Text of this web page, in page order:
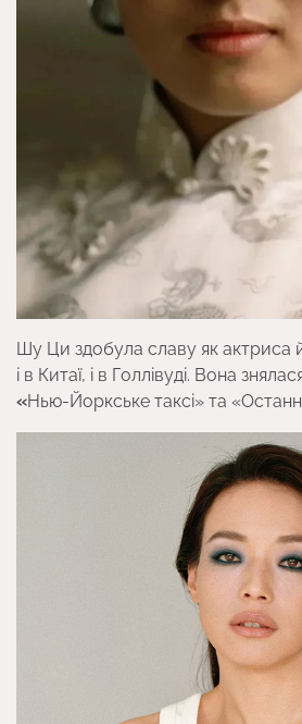
Шу Ци здобула славу як актриса
і в Китаї, і в Голлівуді. Вона
«Нью-Йоркське таксі» та